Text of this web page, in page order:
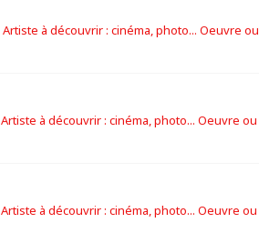
Artiste à découvrir : cinéma, photo... Oeuvre ou
Artiste à découvrir : cinéma, photo... Oeuvre ou
Artiste à découvrir : cinéma, photo... Oeuvre ou